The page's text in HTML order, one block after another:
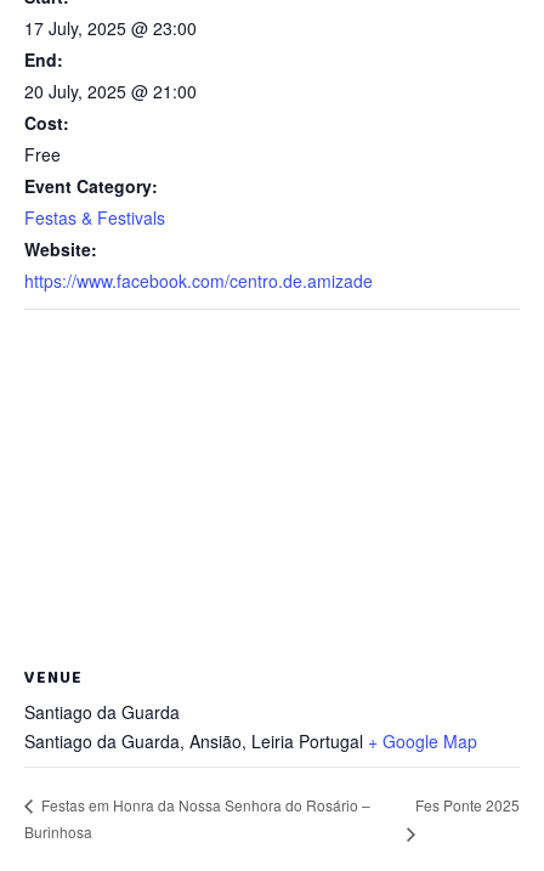
17 July, 2025 @ 23:00
End:
20 July, 2025 @ 21:00
Cost:
Free
Event Category:
Festas & Festivals
Website:
https://www.facebook.com/centro.de.amizade
VENUE
Santiago da Guarda
Santiago da Guarda, Ansião, Leiria Portugal + Google Map
Festas em Honra da Nossa Senhora do Rosário –
Burinhosa
Fes Ponte 2025